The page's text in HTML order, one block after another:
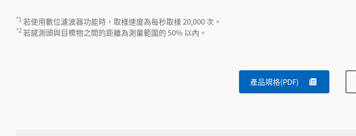
*1 若使用數位濾波器功能時，取樣速度為每秒取樣 20,000 次。
*2若感測頭與目標物之間的距離為測量範圍的 50% 以內。
產品規格(PDF)